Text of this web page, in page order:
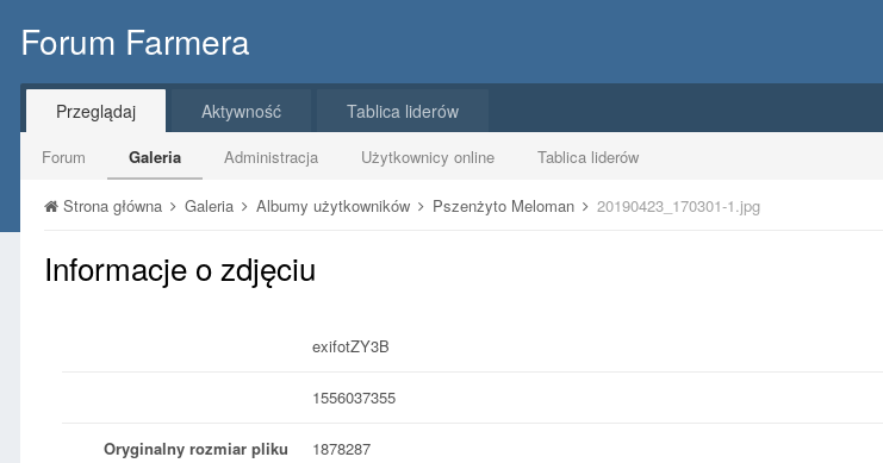
Forum Farmera
Przeglądaj
Forum Galeria Administracja Użytkownicy online Tablica liderów
Aktywność Tablica liderów
Strona główna Galeria Albumy użytkowników Pszenżyto Meloman 20190423_170301-1.jpg
Informacje o zdjęciu
exifotZY3B
1556037355
Oryginalny rozmiar pliku 1878287